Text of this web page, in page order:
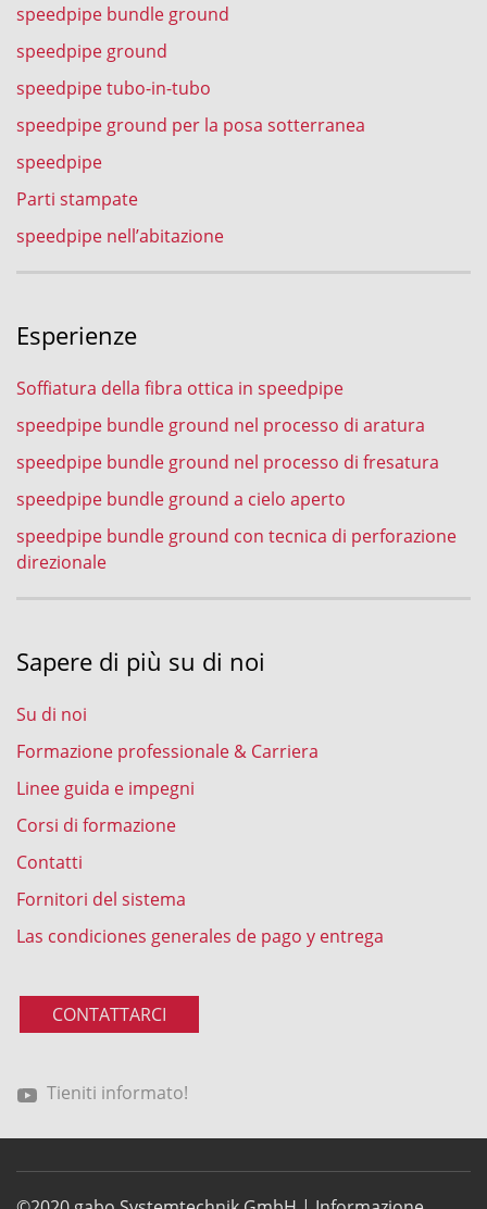
speedpipe bundle ground
speedpipe ground
speedpipe tubo-in-tubo
speedpipe ground per la posa sotterranea
speedpipe
Parti stampate
speedpipe nell’abitazione
Esperienze
Soffiatura della fibra ottica in speedpipe
speedpipe bundle ground nel processo di aratura
speedpipe bundle ground nel processo di fresatura
speedpipe bundle ground a cielo aperto
speedpipe bundle ground con tecnica di perforazione
direzionale
Sapere di più su di noi
Su di noi
Formazione professionale & Carriera
Linee guida e impegni
Corsi di formazione
Contatti
Fornitori del sistema
Las condiciones generales de pago y entrega
CONTATTARCI
Tieniti informato!